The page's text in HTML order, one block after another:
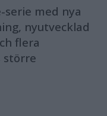
serie med nya
nyutvecklad
flera
större